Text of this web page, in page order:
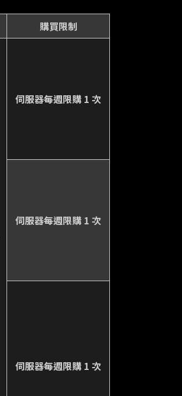
購買限制
伺服器每週限購 1 次
伺服器每週限購 1 次
伺服器每週限購 1 次